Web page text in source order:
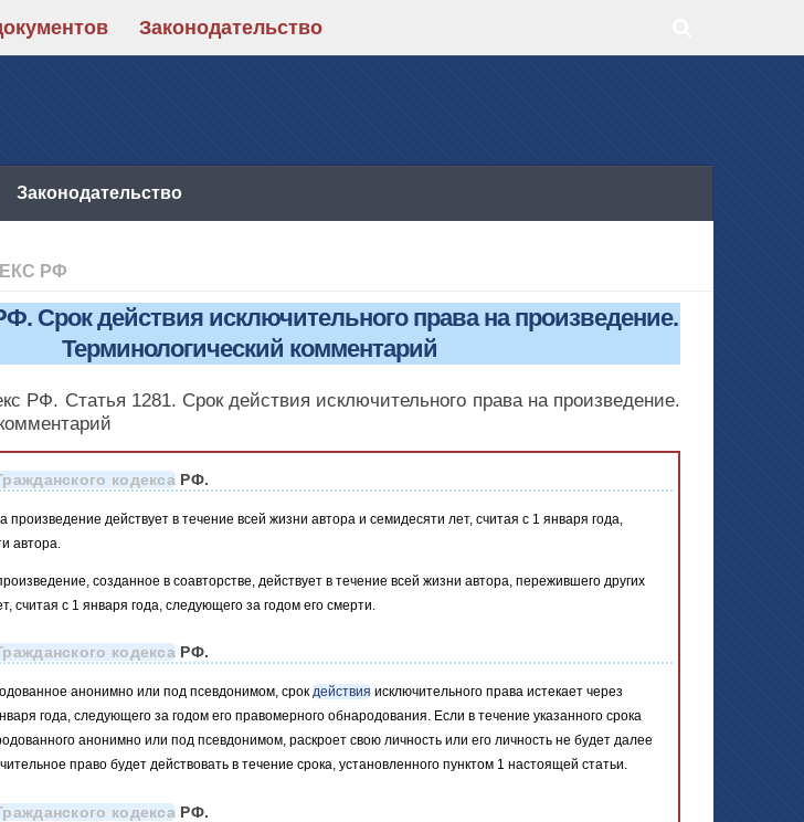
Законодательство
Законодательство
РФ
Срок действия исключительного права на произведение.
Терминологический комментарий
РФ. Статья 1281. Срок действия исключительного права на произведение.
кодекса РФ.
произведение действует в течение всей жизни автора и семидесяти лет, считая с 1 января года,
автора.
созданное в соавторстве, действует в течение всей жизни автора, пережившего других
считая с 1 января года, следующего за годом его смерти.
кодекса РФ.
анонимно или под псевдонимом, срок действия исключительного права истекает через
года, следующего за годом его правомерного обнародования. Если в течение указанного срока
анонимно или под псевдонимом, раскроет свою личность или его личность не будет далее
право будет действовать в течение срока, установленного пунктом 1 настоящей статьи.
кодекса РФ.